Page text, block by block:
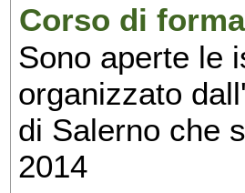
Corso di
Sono aperte le
organizzato
di Salerno che
2014